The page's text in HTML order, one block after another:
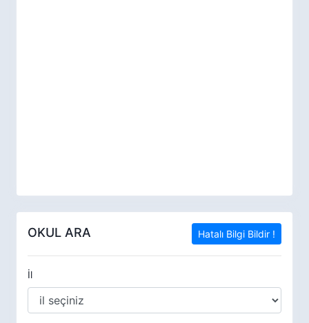
OKUL ARA Hatalı Bilgi Bildir !
İl